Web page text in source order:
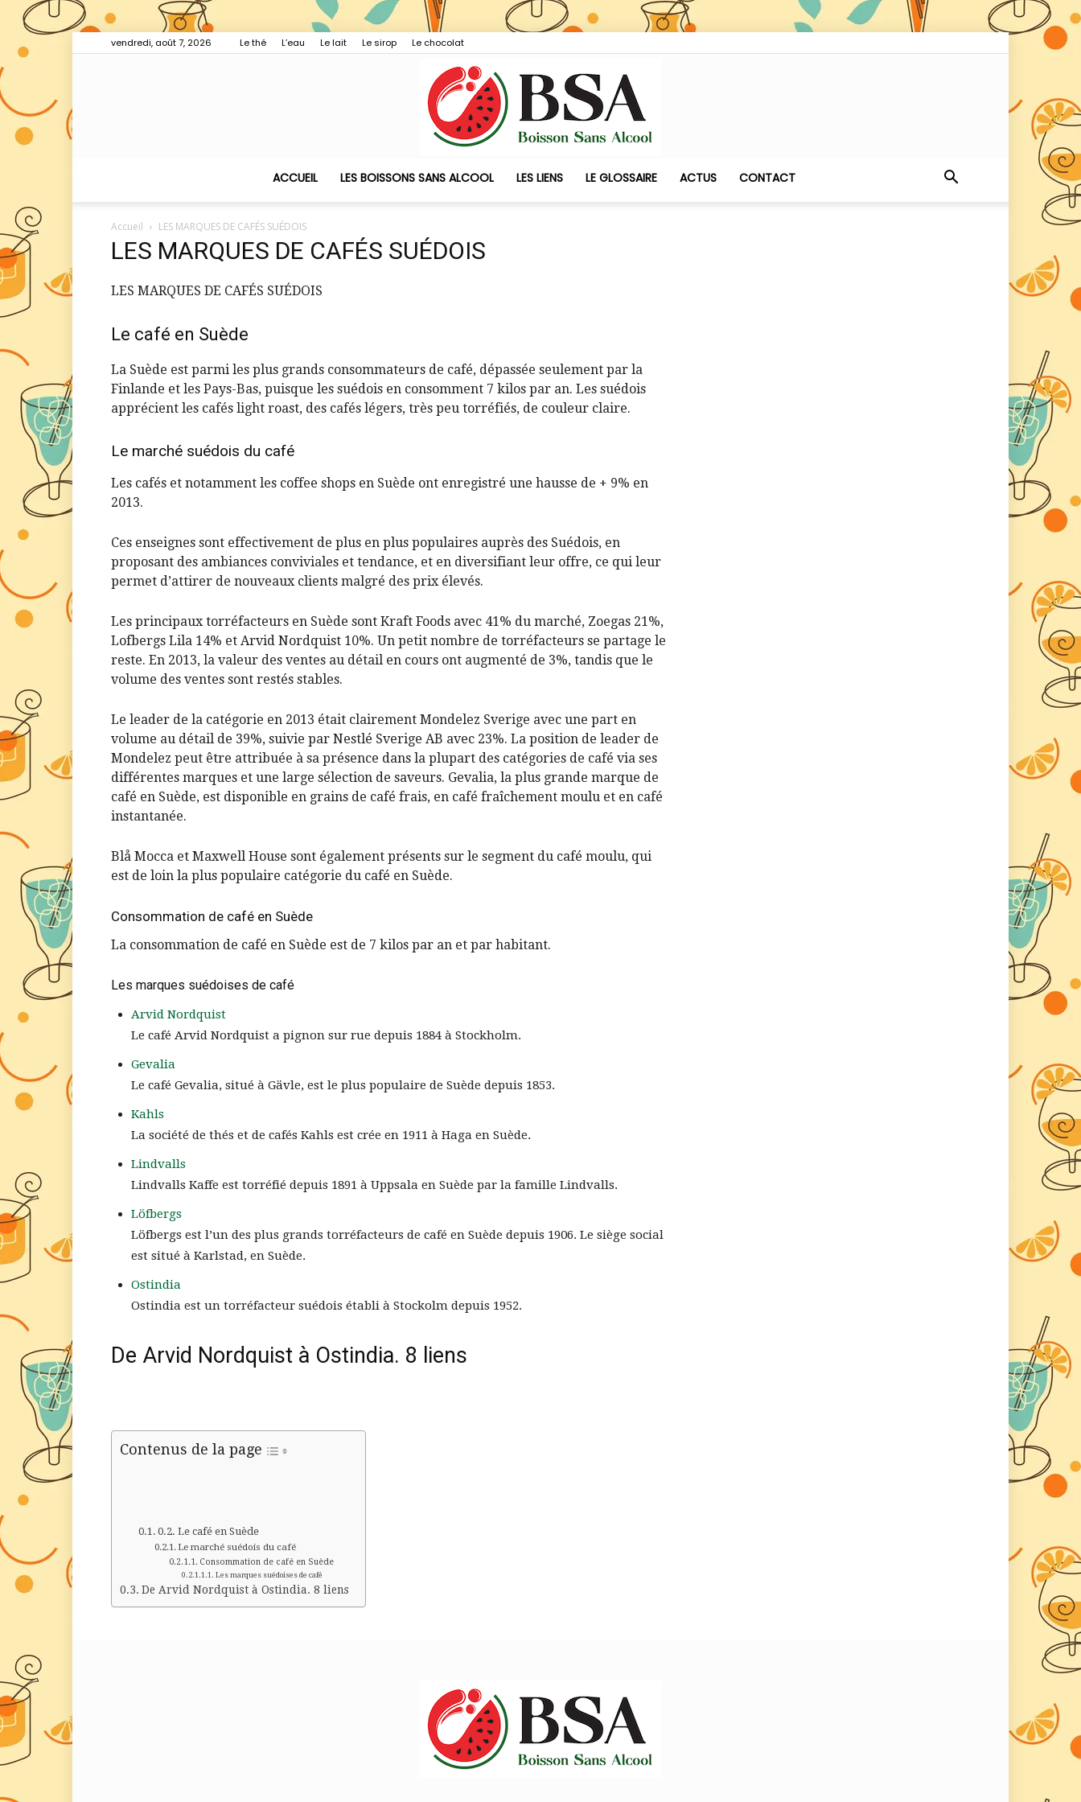
vendredi, août 7, 2026 Le thé L’eau Le lait Le sirop Le chocolat
Alcool
ACCUEIL LES BOISSONS SANS ALCOOL LES LIENS LE GLOSSAIRE ACTUS CONTACT
Accueil LES MARQUES DE CAFÉS SUÉDOIS
LES MARQUES DE CAFÉS SUÉDOIS
LES MARQUES DE CAFÉS SUÉDOIS
Le café en Suède
La Suède est parmi les plus grands consommateurs de café, dépassée seulement par la
Finlande et les Pays-Bas, puisque les suédois en consomment 7 kilos par an. Les suédois
apprécient les cafés light roast, des cafés légers, très peu torréfiés, de couleur claire.
Le marché suédois du café
Les cafés et notamment les coffee shops en Suède ont enregistré une hausse de + 9% en
2013.
Ces enseignes sont effectivement de plus en plus populaires auprès des Suédois, en
proposant des ambiances conviviales et tendance, et en diversifiant leur offre, ce qui leur
permet d’attirer de nouveaux clients malgré des prix élevés.
Les principaux torréfacteurs en Suède sont Kraft Foods avec 41% du marché, Zoegas 21%,
Lofbergs Lila 14% et Arvid Nordquist 10%. Un petit nombre de torréfacteurs se partage le
reste. En 2013, la valeur des ventes au détail en cours ont augmenté de 3%, tandis que le
volume des ventes sont restés stables.
Le leader de la catégorie en 2013 était clairement Mondelez Sverige avec une part en
volume au détail de 39%, suivie par Nestlé Sverige AB avec 23%. La position de leader de
Mondelez peut être attribuée à sa présence dans la plupart des catégories de café via ses
différentes marques et une large sélection de saveurs. Gevalia, la plus grande marque de
café en Suède, est disponible en grains de café frais, en café fraîchement moulu et en café
instantanée.
Blå Mocca et Maxwell House sont également présents sur le segment du café moulu, qui
est de loin la plus populaire catégorie du café en Suède.
Consommation de café en Suède
La consommation de café en Suède est de 7 kilos par an et par habitant.
Les marques suédoises de café
Arvid Nordquist
Le café Arvid Nordquist a pignon sur rue depuis 1884 à Stockholm.
Gevalia
Le café Gevalia, situé à Gävle, est le plus populaire de Suède depuis 1853.
Kahls
La société de thés et de cafés Kahls est crée en 1911 à Haga en Suède.
Lindvalls
Lindvalls Kaffe est torréfié depuis 1891 à Uppsala en Suède par la famille Lindvalls.
Löfbergs
Löfbergs est l’un des plus grands torréfacteurs de café en Suède depuis 1906. Le siège social
est situé à Karlstad, en Suède.
Ostindia
Ostindia est un torréfacteur suédois établi à Stockolm depuis 1952.
De Arvid Nordquist à Ostindia. 8 liens
Contenus de la page
Le café en Suède
Le marché suédois du café
Consommation de café en Suède
Les marques suédoises de café
De Arvid Nordquist à Ostindia. 8 liens